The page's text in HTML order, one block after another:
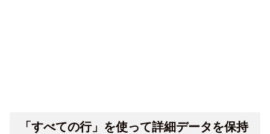
「すべての行」を使って詳細データを保持